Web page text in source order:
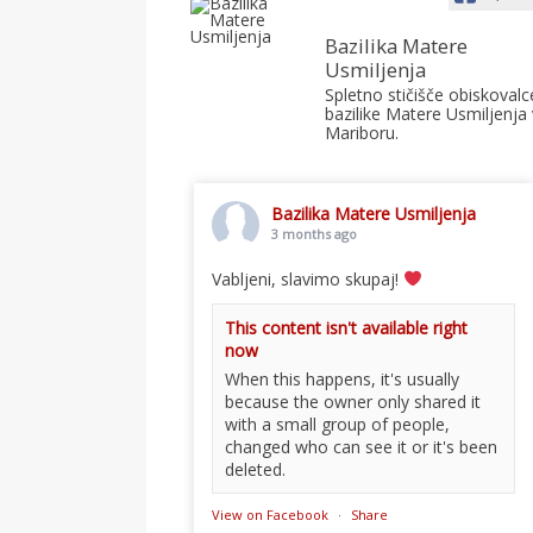
Bazilika Matere
Usmiljenja
Spletno stičišče
bazilike Matere Usmiljenja
Mariboru.
Bazilika Matere Usmiljenja
3 months ago
Vabljeni, slavimo skupaj!
This content isn't available right
now
When this happens, it's usually
because the owner only shared it
with a small group of people,
changed who can see it or it's been
deleted.
View on Facebook · Share